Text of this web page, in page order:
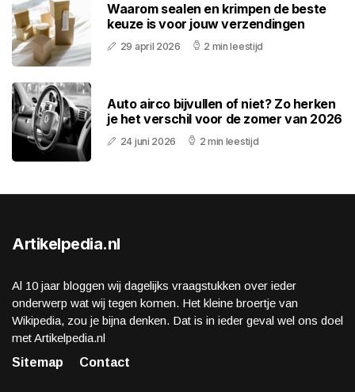
Waarom sealen en krimpen de beste
keuze is voor jouw verzendingen
29 april 2026 2 min leestijd
Auto airco bijvullen of niet? Zo herken
je het verschil voor de zomer van 2026
24 juni 2026 2 min leestijd
Artikelpedia.nl
Al 10 jaar bloggen wij dagelijks vraagstukken over ieder
onderwerp wat wij tegen komen. Het kleine broertje van
Wikipedia, zou je bijna denken. Dat is in ieder geval wel ons doel
met Artikelpedia.nl
Sitemap
Contact